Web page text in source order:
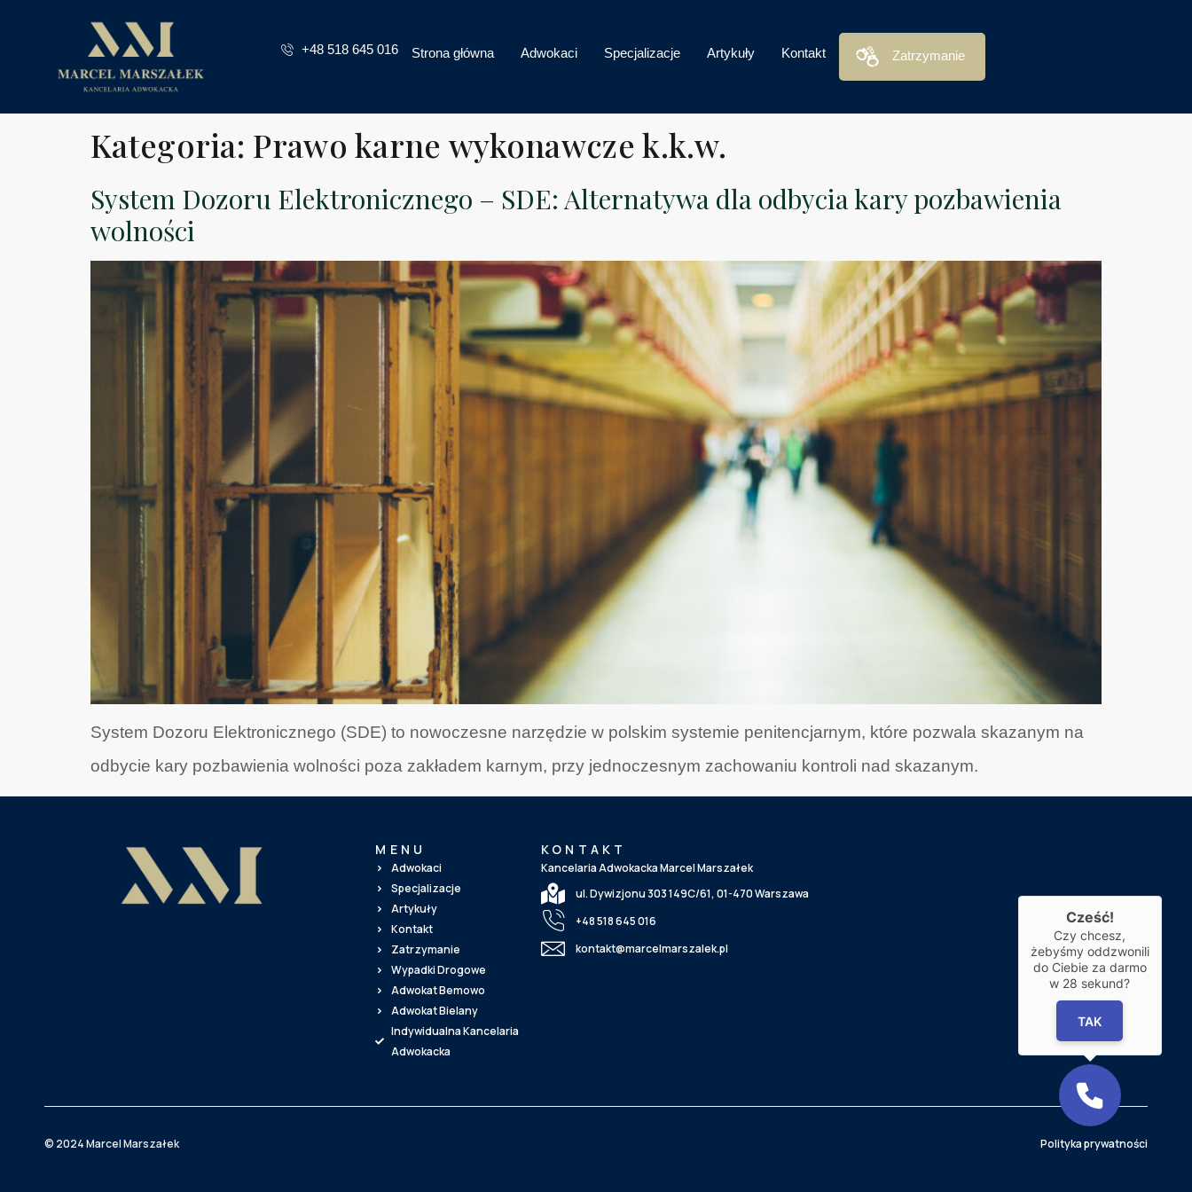
+48 518 645 016 Strona główna Adwokaci Specjalizacje Artykuły Kontakt Zatrzymanie
Kategoria: Prawo karne wykonawcze k.k.w.
System Dozoru Elektronicznego – SDE: Alternatywa dla odbycia kary pozbawienia
wolności
System Dozoru Elektronicznego (SDE) to nowoczesne narzędzie w polskim systemie penitencjarnym, które pozwala skazanym na
odbycie kary pozbawienia wolności poza zakładem karnym, przy jednoczesnym zachowaniu kontroli nad skazanym.
MENU
Adwokaci
Specjalizacje
Artykuły
Kontakt
Zatrzymanie
Wypadki Drogowe
Adwokat Bemowo
Adwokat Bielany
Indywidualna Kancelaria
Adwokacka
KONTAKT
Kancelaria Adwokacka Marcel Marszałek
ul. Dywizjonu 303 149C/61, 01-470 Warszawa
+48 518 645 016
kontakt@marcelmarszalek.pl
© 2024 Marcel Marszałek Polityka prywatności
Cześć!
Czy chcesz,
żebyśmy oddzwonili
do Ciebie za darmo
w 28 sekund?
TAK